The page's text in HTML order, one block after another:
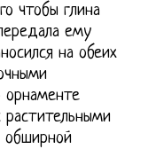
чтобы глина
ему
на обеих
орнаменте
обширной